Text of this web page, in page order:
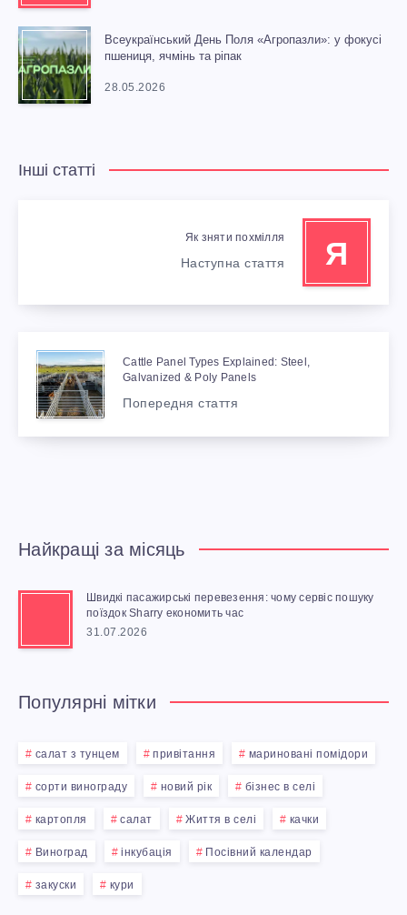
Всеукраїнський День Поля «Агропазли»: у фокусі
пшениця, ячмінь та ріпак
28.05.2026
Інші статті
Я
Як зняти похмілля
Наступна стаття
Cattle Panel Types Explained: Steel,
Galvanized & Poly Panels
Попередня стаття
Найкращі за місяць
Швидкі пасажирські перевезення: чому сервіс пошуку
поїздок Sharry економить час
31.07.2026
Популярні мітки
салат з тунцем привітання мариновані помідори
сорти винограду новий рік бізнес в селі
картопля салат Життя в селі качки
Виноград інкубація Посівний календар
закуски кури